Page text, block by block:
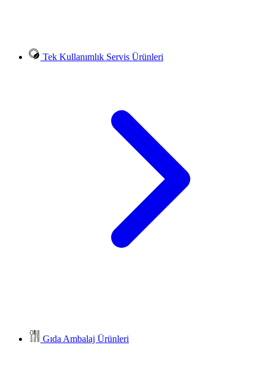
Tek Kullanımlık Servis Ürünleri
Gıda Ambalaj Ürünleri